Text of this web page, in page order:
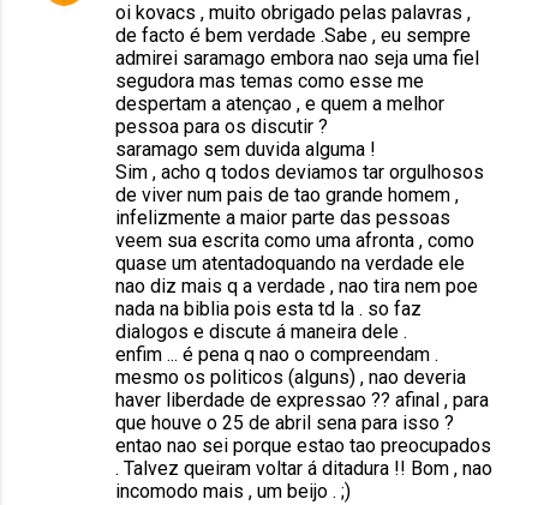
oi kovacs , muito obrigado pelas palavras ,
de facto é bem verdade .Sabe , eu sempre
admirei saramago embora nao seja uma fiel
segudora mas temas como esse me
despertam a atençao , e quem a melhor
pessoa para os discutir ?
saramago sem duvida alguma !
Sim , acho q todos deviamos tar orgulhosos
de viver num pais de tao grande homem ,
infelizmente a maior parte das pessoas
veem sua escrita como uma afronta , como
quase um atentadoquando na verdade ele
nao diz mais q a verdade , nao tira nem poe
nada na biblia pois esta td la . so faz
dialogos e discute á maneira dele .
enfim ... é pena q nao o compreendam .
mesmo os politicos (alguns) , nao deveria
haver liberdade de expressao ?? afinal , para
que houve o 25 de abril sena para isso ?
entao nao sei porque estao tao preocupados
. Talvez queiram voltar á ditadura !! Bom , nao
incomodo mais , um beijo . ;)